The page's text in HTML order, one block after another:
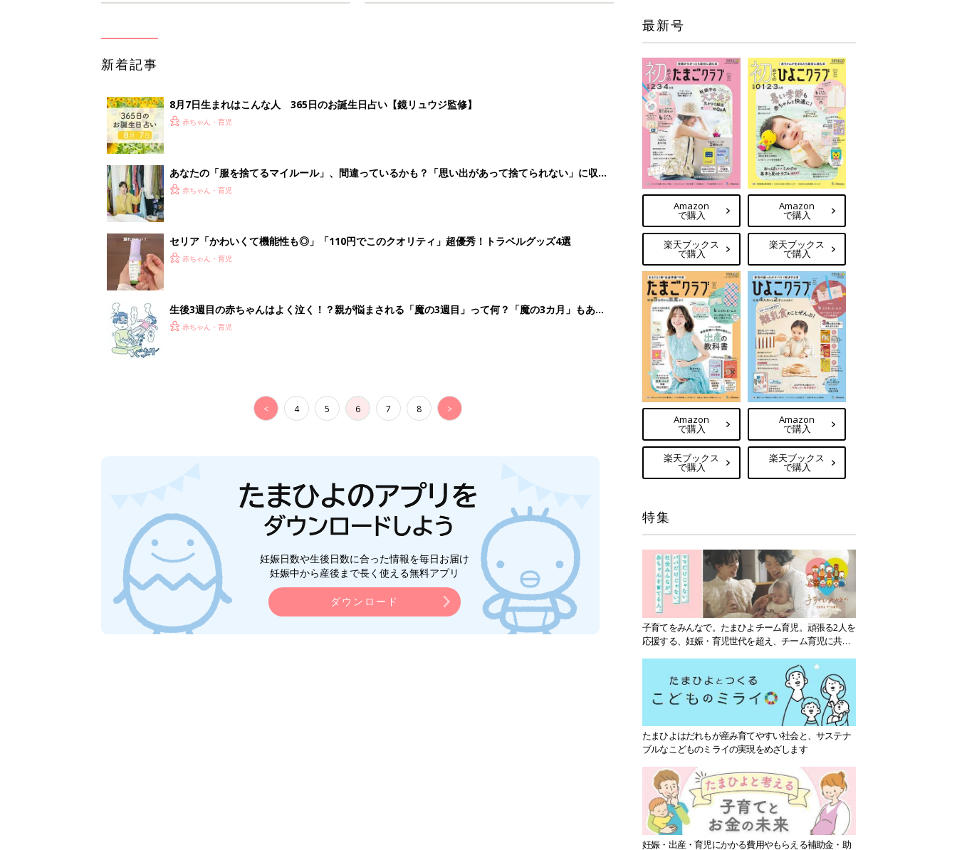
新着記事
8月7日生まれはこんな人 365日のお誕生日占い【鏡リュウジ監修】
赤ちゃん・育児
あなたの「服を捨てるマイルール」、間違っているかも？「思い出があって捨てられない」に収納
スタイリストが喝！
赤ちゃん・育児
セリア「かわいくて機能性も◎」「110円でこのクオリティ」超優秀！トラベルグッズ4選
赤ちゃん・育児
生後3週目の赤ちゃんはよく泣く！？親が悩まされる「魔の3週目」って何？「魔の3カ月」もある
って本当？【専門家】
赤ちゃん・育児
< 4 5 6 7 8 >
妊娠日数や生後日数に合った情報を毎日お届け
妊娠中から産後まで長く使える無料アプリ
ダウンロード
最新号
Amazon
で購入
楽天ブックス
で購入
Amazon
で購入
楽天ブックス
で購入
Amazon
で購入
楽天ブックス
で購入
Amazon
で購入
楽天ブックス
で購入
特集
子育てをみんなで。たまひよチーム育児。頑張る2人を
応援する、妊娠・育児世代を超え、チーム育児に共感
たまひよはだれもが産み育てやすい社会と、サステナ
ブルなこどものミライの実現をめざします
妊娠・出産・育児にかかる費用やもらえる補助金・助